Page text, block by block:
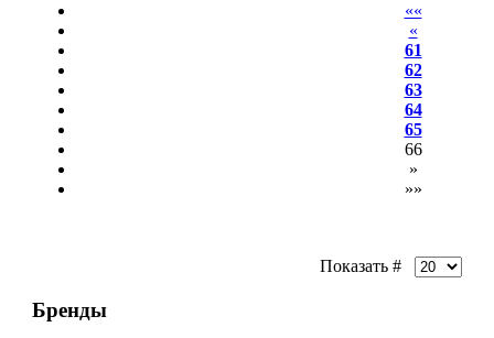
««
«
61
62
63
64
65
66
»
»»
Показать #
Бренды